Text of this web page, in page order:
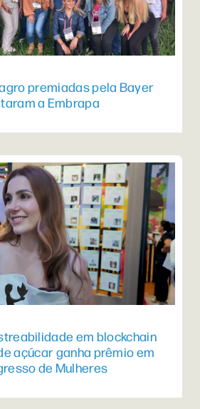
premiadas pela Bayer
a Embrapa
em blockchain
açúcar ganha prêmio em
de Mulheres